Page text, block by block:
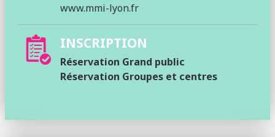
www.mmi-lyon.fr
INSCRIPTION
Réservation Grand public
Réservation Groupes et centres